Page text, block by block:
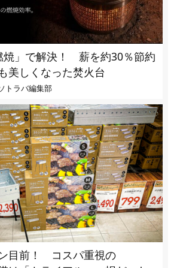
焼」で解決！ 薪を約30％節約
美しくなった焚火台
トラバ編集部
目前！ コスパ重視の